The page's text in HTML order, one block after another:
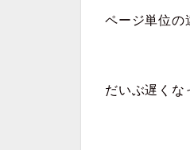
ページ単位の
だいぶ遅くな